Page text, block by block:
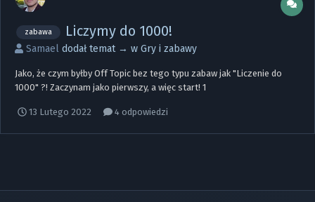
zabawa Liczymy do 1000!
Samael dodał temat → wGry i zabawy
Jako, że czym byłby Off Topic bez tego typu zabaw jak "Liczenie do
1000" ?! Zaczynam jako pierwszy, a więc start! 1
13 Lutego 2022 4 odpowiedzi